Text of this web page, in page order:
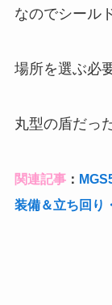
なのでシール
場所を選ぶ必
丸型の盾だっ
関連記事：
装備＆立ち回り